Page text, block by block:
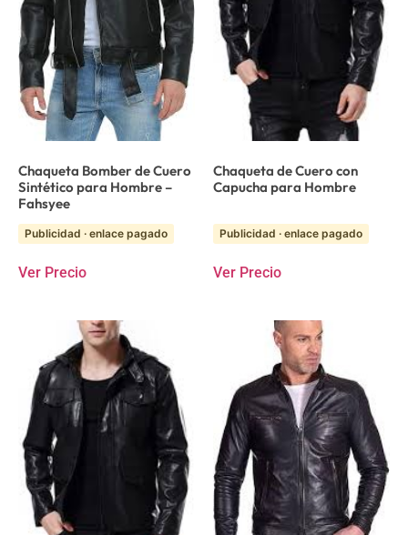
Chaqueta Bomber de Cuero
Sintético para Hombre –
Fahsyee
Publicidad · enlace pagado
Ver Precio
Chaqueta de Cuero con
Capucha para Hombre
Publicidad · enlace pagado
Ver Precio